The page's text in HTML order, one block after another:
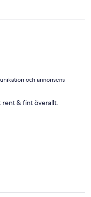
och annonsens
& fint överallt.